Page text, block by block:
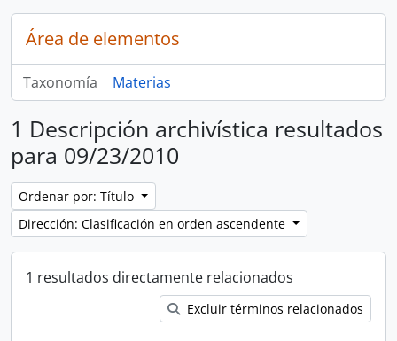
Área de elementos
Taxonomía Materias
1 Descripción archivística resultados
para 09/23/2010
Ordenar por: Título
Dirección: Clasificación en orden ascendente
1 resultados directamente relacionados
Excluir términos relacionados